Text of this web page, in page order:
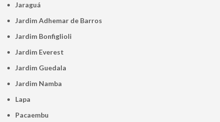
Jaraguá
Jardim Adhemar de Barros
Jardim Bonfiglioli
Jardim Everest
Jardim Guedala
Jardim Namba
Lapa
Pacaembu